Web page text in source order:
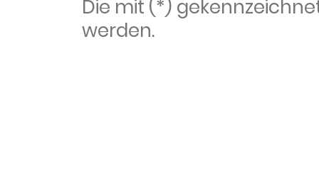
Die mit (*)
werden.